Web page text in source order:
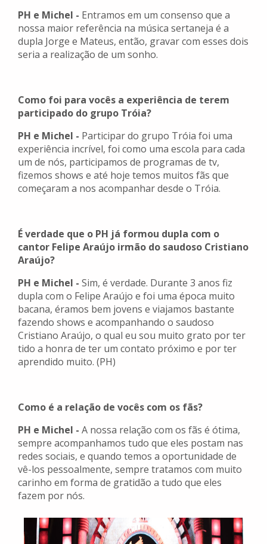
PH e Michel - Entramos em um consenso que a
nossa maior referência na música sertaneja é a
dupla Jorge e Mateus, então, gravar com esses dois
seria a realização de um sonho.
Como foi para vocês a experiência de terem
participado do grupo Tróia?
PH e Michel - Participar do grupo Tróia foi uma
experiência incrível, foi como uma escola para cada
um de nós, participamos de programas de tv,
fizemos shows e até hoje temos muitos fãs que
começaram a nos acompanhar desde o Tróia.
É verdade que o PH já formou dupla com o
cantor Felipe Araújo irmão do saudoso Cristiano
Araújo?
PH e Michel - Sim, é verdade. Durante 3 anos fiz
dupla com o Felipe Araújo e foi uma época muito
bacana, éramos bem jovens e viajamos bastante
fazendo shows e acompanhando o saudoso
Cristiano Araújo, o qual eu sou muito grato por ter
tido a honra de ter um contato próximo e por ter
aprendido muito. (PH)
Como é a relação de vocês com os fãs?
PH e Michel - A nossa relação com os fãs é ótima,
sempre acompanhamos tudo que eles postam nas
redes sociais, e quando temos a oportunidade de
vê-los pessoalmente, sempre tratamos com muito
carinho em forma de gratidão a tudo que eles
fazem por nós.